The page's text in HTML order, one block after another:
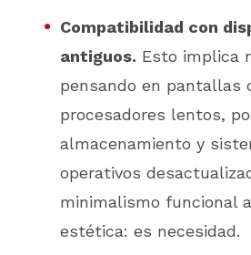
Compatibilidad con
antiguos. Esto implica
pensando en pantallas
procesadores lentos,
almacenamiento y
operativos
minimalismo funcional
estética: es necesidad.